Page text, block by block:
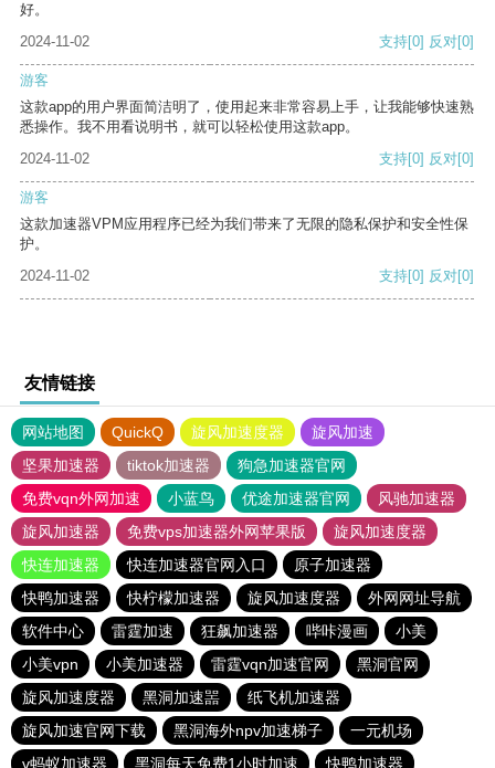
好。
2024-11-02
支持[0] 反对[0]
游客
这款app的用户界面简洁明了，使用起来非常容易上手，让我能够快速熟
悉操作。我不用看说明书，就可以轻松使用这款app。
2024-11-02
支持[0] 反对[0]
游客
这款加速器VPM应用程序已经为我们带来了无限的隐私保护和安全性保
护。
2024-11-02
支持[0] 反对[0]
友情链接
网站地图 QuickQ 旋风加速度器
旋风加速
坚果加速器
tiktok加速器
狗急加速器官网
免费vqn外网加速
小蓝鸟 优途加速器官网
风驰加速器
旋风加速器
免费vps加速器外网苹果版
旋风加速度器
快连加速器
快连加速器官网入口
原子加速器
快鸭加速器
快柠檬加速器 旋风加速度器
外网网址导航
软件中心
雷霆加速 狂飙加速器 哔咔漫画
小美
小美vpn
小美加速器 雷霆vqn加速官网
黑洞官网
旋风加速度器
黑洞加速噐
纸飞机加速器
旋风加速官网下载
黑洞海外npv加速梯子
一元机场
v蚂蚁加速器
黑洞每天免费1小时加速 快鸭加速器